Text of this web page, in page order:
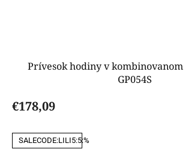
Prívesok hodiny v kombinovanom
GP054S
€178,09
SALECODE:LILI5:5:%